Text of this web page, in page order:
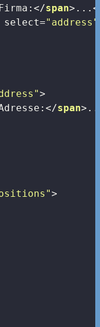
</span> ...<
select="address"
>
</span>
>